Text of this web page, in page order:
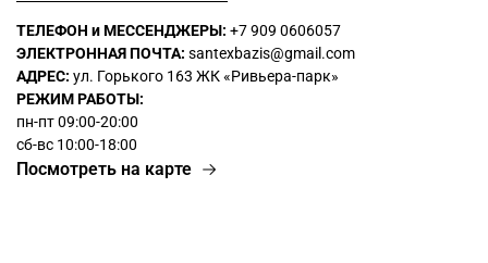
ТЕЛЕФОН и МЕССЕНДЖЕРЫ: +7 909 0606057
ЭЛЕКТРОННАЯ ПОЧТА: santexbazis@gmail.com
АДРЕС: ул. Горького 163 ЖК«Ривьера-парк»
РЕЖИМ РАБОТЫ:
пн-пт 09:00-20:00
сб-вс 10:00-18:00
Посмотреть на карте